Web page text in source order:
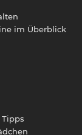
im Überblick
Tipps